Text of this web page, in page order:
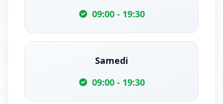
09:00 - 19:30
Samedi
09:00 - 19:30